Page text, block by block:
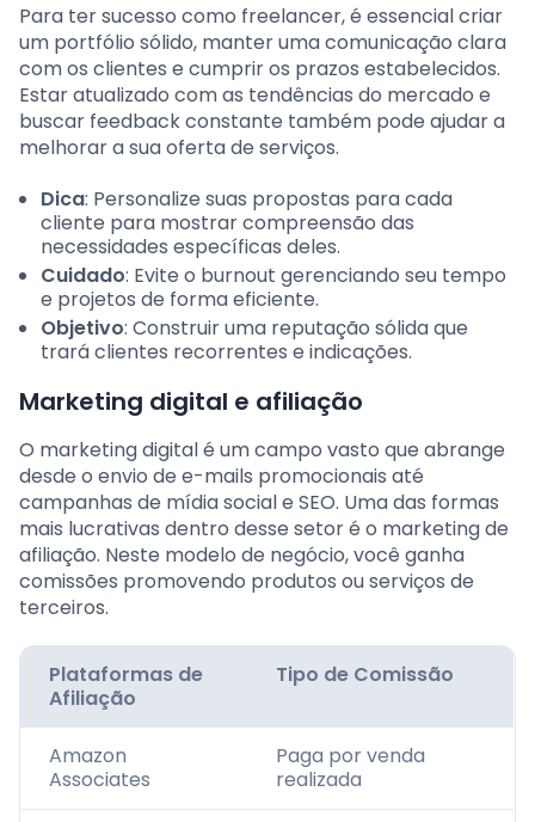
Para ter sucesso como freelancer, é essencial criar
um portfólio sólido, manter uma comunicação clara
com os clientes e cumprir os prazos estabelecidos.
Estar atualizado com as tendências do mercado e
buscar feedback constante também pode ajudar a
melhorar a sua oferta de serviços.
Dica: Personalize suas propostas para cada
cliente para mostrar compreensão das
necessidades específicas deles.
Cuidado: Evite o burnout gerenciando seu tempo
e projetos de forma eficiente.
Objetivo: Construir uma reputação sólida que
trará clientes recorrentes e indicações.
Marketing digital e afiliação
O marketing digital é um campo vasto que abrange
desde o envio de e-mails promocionais até
campanhas de mídia social e SEO. Uma das formas
mais lucrativas dentro desse setor é o marketing de
afiliação. Neste modelo de negócio, você ganha
comissões promovendo produtos ou serviços de
terceiros.
Plataformas de
Afiliação
Tipo de Comissão
Amazon
Associates
Paga por venda
realizada